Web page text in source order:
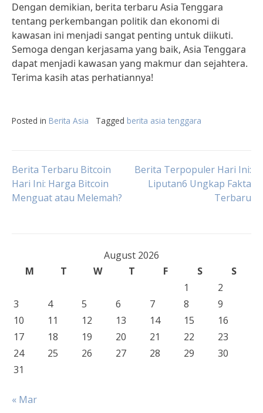
Dengan demikian, berita terbaru Asia Tenggara
tentang perkembangan politik dan ekonomi di
kawasan ini menjadi sangat penting untuk diikuti.
Semoga dengan kerjasama yang baik, Asia Tenggara
dapat menjadi kawasan yang makmur dan sejahtera.
Terima kasih atas perhatiannya!
Posted in Berita Asia Tagged berita asia tenggara
Post
navigation
Berita Terbaru Bitcoin
Hari Ini: Harga Bitcoin
Menguat atau Melemah?
Berita Terpopuler Hari Ini:
Liputan6 Ungkap Fakta
Terbaru
August 2026
M
T W T F S
S
1
2
3
4 5 6 7 8
9
10
11 12 13 14 15
16
17
18 19 20 21 22
23
24
25 26 27 28 29
30
31
« Mar